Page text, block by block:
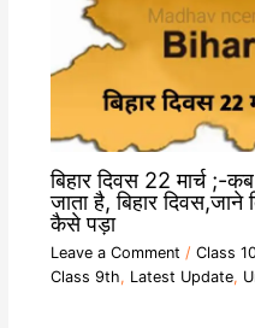
बिहार दिवस 22 मार्च ;-
जाता है, बिहार दिवस,जाने
कैसे पड़ा
Leave a Comment / Class
Class 9th, Latest Update,